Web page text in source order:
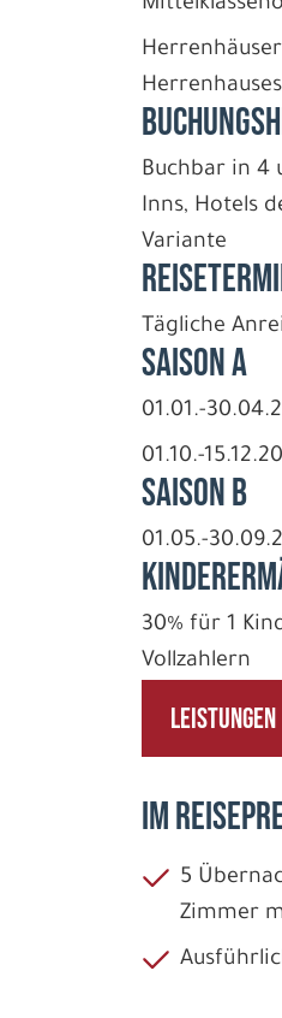
Buchbar in 4
Inns, Hotels
Variante
Tägliche
Saison A
01.01.-
01.10.-
Saison B
01.05.-
30% für 1
Vollzahlern
LEISTUNGEN
IM
5
Zimmer